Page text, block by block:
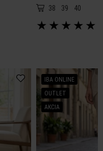
38 39 40
★ ★ ★ ★ ★
IBA ONLINE
OUTLET
AKCIA